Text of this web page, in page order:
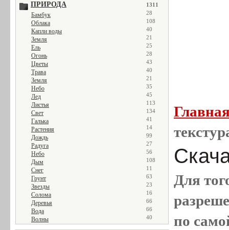
ПРИРОДА 1311
Бамбук 28
Облака 108
Капли воды 40
Земля 21
Ель 25
Огонь 28
Цветы 43
Трава 40
Земля 21
Небо 35
Лед 45
Листья 113
Свет 134
Галька 41
Растения 14
Дождь 99
Радуга 27
Небо 56
Дым 108
Снег 11
Грунт 63
Звезды 23
Солома 16
Деревья 66
Вода 66
Волны 40
Для
по